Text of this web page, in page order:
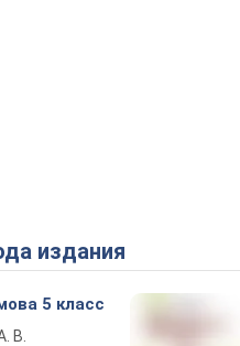
издания
5 класс
В.